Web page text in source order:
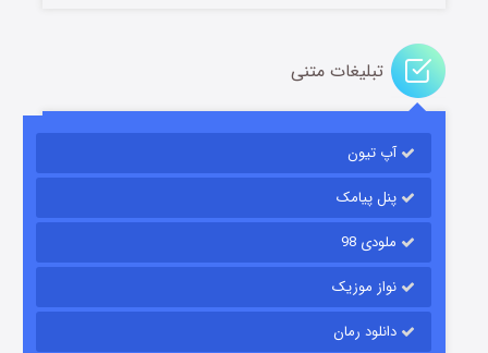
تبلیغات متنی
آپ تیون
پنل پیامک
ملودی 98
نواز موزیک
دانلود رمان